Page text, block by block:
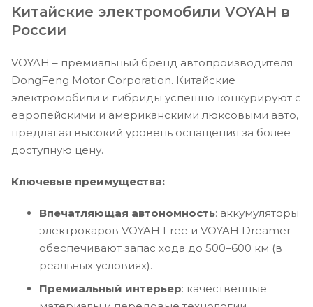
Китайские электромобили VOYAH в
России
VOYAH – премиальный бренд автопроизводителя
DongFeng Motor Corporation. Китайские
электромобили и гибриды успешно конкурируют с
европейскими и американскими люксовыми авто,
предлагая высокий уровень оснащения за более
доступную цену.
Ключевые преимущества:
Впечатляющая автономность: аккумуляторы
электрокаров VOYAH Free и VOYAH Dreamer
обеспечивают запас хода до 500–600 км (в
реальных условиях).
Премиальный интерьер: качественные